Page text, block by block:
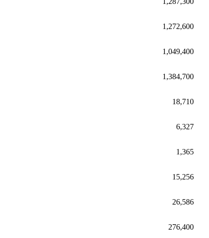
1,272,600
1,049,400
1,384,700
18,710
6,327
1,365
15,256
26,586
276,400